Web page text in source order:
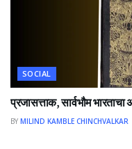
SOCIAL
प्रजासत्ताक, सार्वभौम भारताचा
BY MILIND KAMBLE CHINCHVALKAR